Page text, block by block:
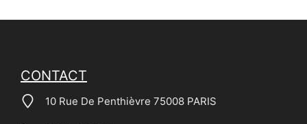
CONTACT
10 Rue De Penthièvre 75008 PARIS